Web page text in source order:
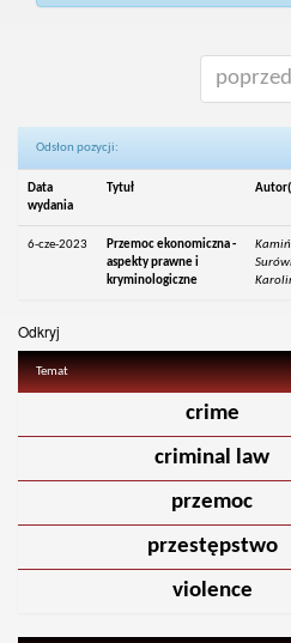
Odsłon pozycji:
Data
wydania
Tytuł
6-cze-2023
Przemoc ekonomiczna -
aspekty prawne i
kryminologiczne
Odkryj
Temat
crime
criminal law
przemoc
przestępstwo
violence